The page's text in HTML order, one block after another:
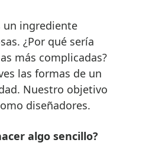
un ingrediente
¿Por qué sería
más complicadas?
las formas de un
Nuestro objetivo
diseñadores.
algo sencillo?